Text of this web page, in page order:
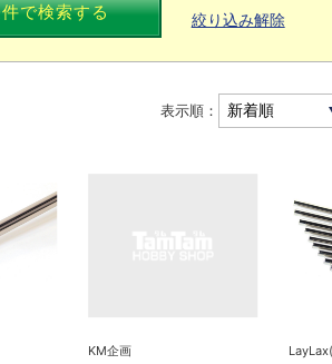
で検索する 絞り込み解除
表示順：
KM企画